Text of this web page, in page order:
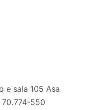
e sala 105 Asa
70.774-550